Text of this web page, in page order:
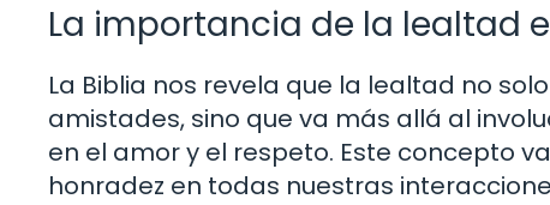
La importancia de la lealtad
La Biblia nos revela que la lealtad no
amistades, sino que va más allá al
en el amor y el respeto. Este concepto
honradez en todas nuestras